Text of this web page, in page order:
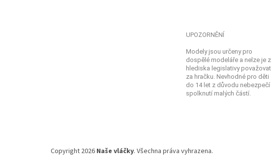
UPOZORNĚNÍ
Modely jsou určeny pro
dospělé modeláře a nelze je z
hlediska legislativy považovat
za hračku. Nevhodné pro děti
do 14 let z důvodu nebezpečí
spolknutí malých částí.
Copyright 2026 Naše vláčky. Všechna práva vyhrazena.